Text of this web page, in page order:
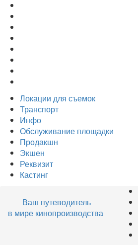
Локации для съемок
Транспорт
Инфо
Обслуживание площадки
Продакшн
Экшен
Реквизит
Кастинг
Ваш путеводитель
в мире кинопроизводства